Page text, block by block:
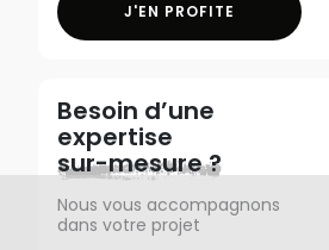
J'EN PROFITE
Besoin d’une
expertise
sur-mesure ?
Nous vous accompagnons
dans votre projet